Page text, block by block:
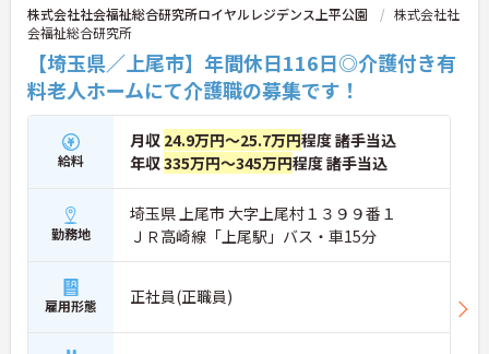
株式会社社会福祉総合研究所ロイヤルレジデンス上平公園
株式会社社
会福祉総合研究所
【埼玉県／上尾市】年間休日116日◎介護付き有
料老人ホームにて介護職の募集です！
給料
月収 24.9万円～25.7万円程度 諸手当込
年収335万円～345万円程度 諸手当込
勤務地
埼玉県 上尾市 大字上尾村１３９９番１
ＪＲ高崎線「上尾駅」バス・車15分
雇用形態 正社員(正職員)